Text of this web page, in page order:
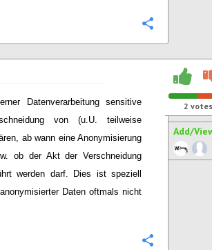
Datenverarbeitung sensitive
von (u.U. teilweise
ab wann eine Anonymisierung
ob der Akt der Verschneidung
werden darf. Dies ist speziell
Daten oftmals nicht
2 votes
Add/